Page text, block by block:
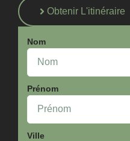
Obtenir L'itinéraire
Nom
Prénom
Ville